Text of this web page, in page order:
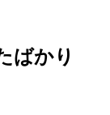
ばかり